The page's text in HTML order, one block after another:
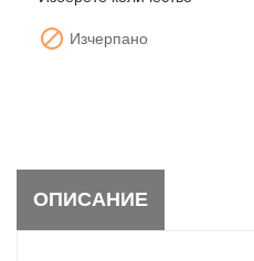
 Изчерпано
ОПИСАНИЕ